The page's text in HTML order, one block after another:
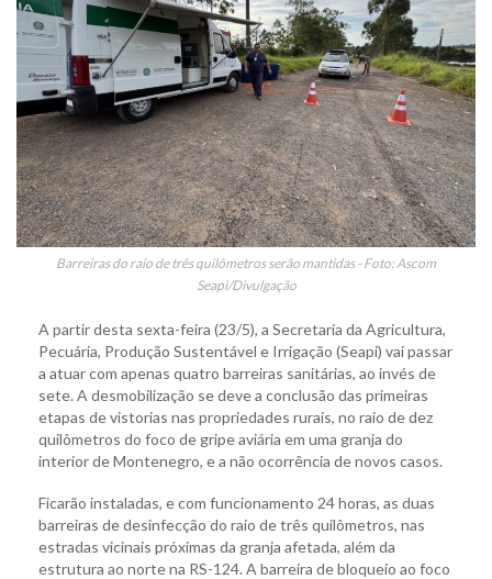
Barreiras do raio de três quilômetros serão mantidas - Foto: Ascom
Seapi/Divulgação
A partir desta sexta-feira (23/5), a Secretaria da Agricultura,
Pecuária, Produção Sustentável e Irrigação (Seapi) vai passar
a atuar com apenas quatro barreiras sanitárias, ao invés de
sete. A desmobilização se deve a conclusão das primeiras
etapas de vistorias nas propriedades rurais, no raio de dez
quilômetros do foco de gripe aviária em uma granja do
interior de Montenegro, e a não ocorrência de novos casos.
Ficarão instaladas, e com funcionamento 24 horas, as duas
barreiras de desinfecção do raio de três quilômetros, nas
estradas vicinais próximas da granja afetada, além da
estrutura ao norte na RS-124. A barreira de bloqueio ao foco